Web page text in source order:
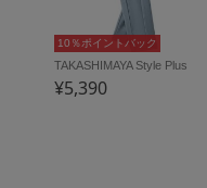
10％ポイントバック
TAKASHIMAYA Style Plus
¥5,390